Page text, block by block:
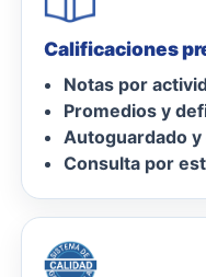
Calificaciones
Notas por
Promedios y
Autoguardado
Consulta por